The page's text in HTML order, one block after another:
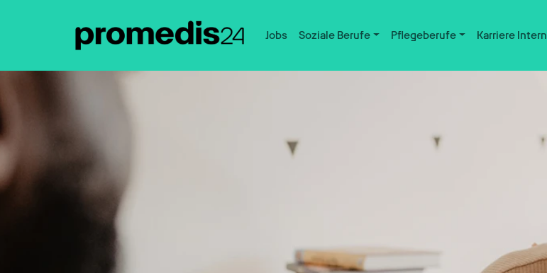
Jobs Soziale Berufe Pflegeberufe Karriere Intern